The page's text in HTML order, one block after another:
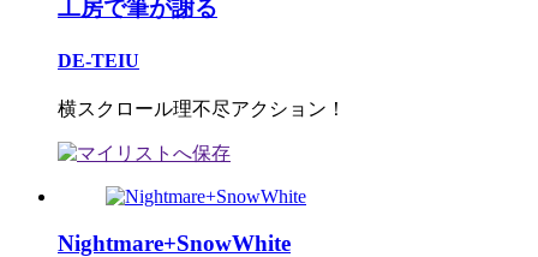
工房で筆が謝る
DE-TEIU
横スクロール理不尽アクション！
Nightmare+SnowWhite